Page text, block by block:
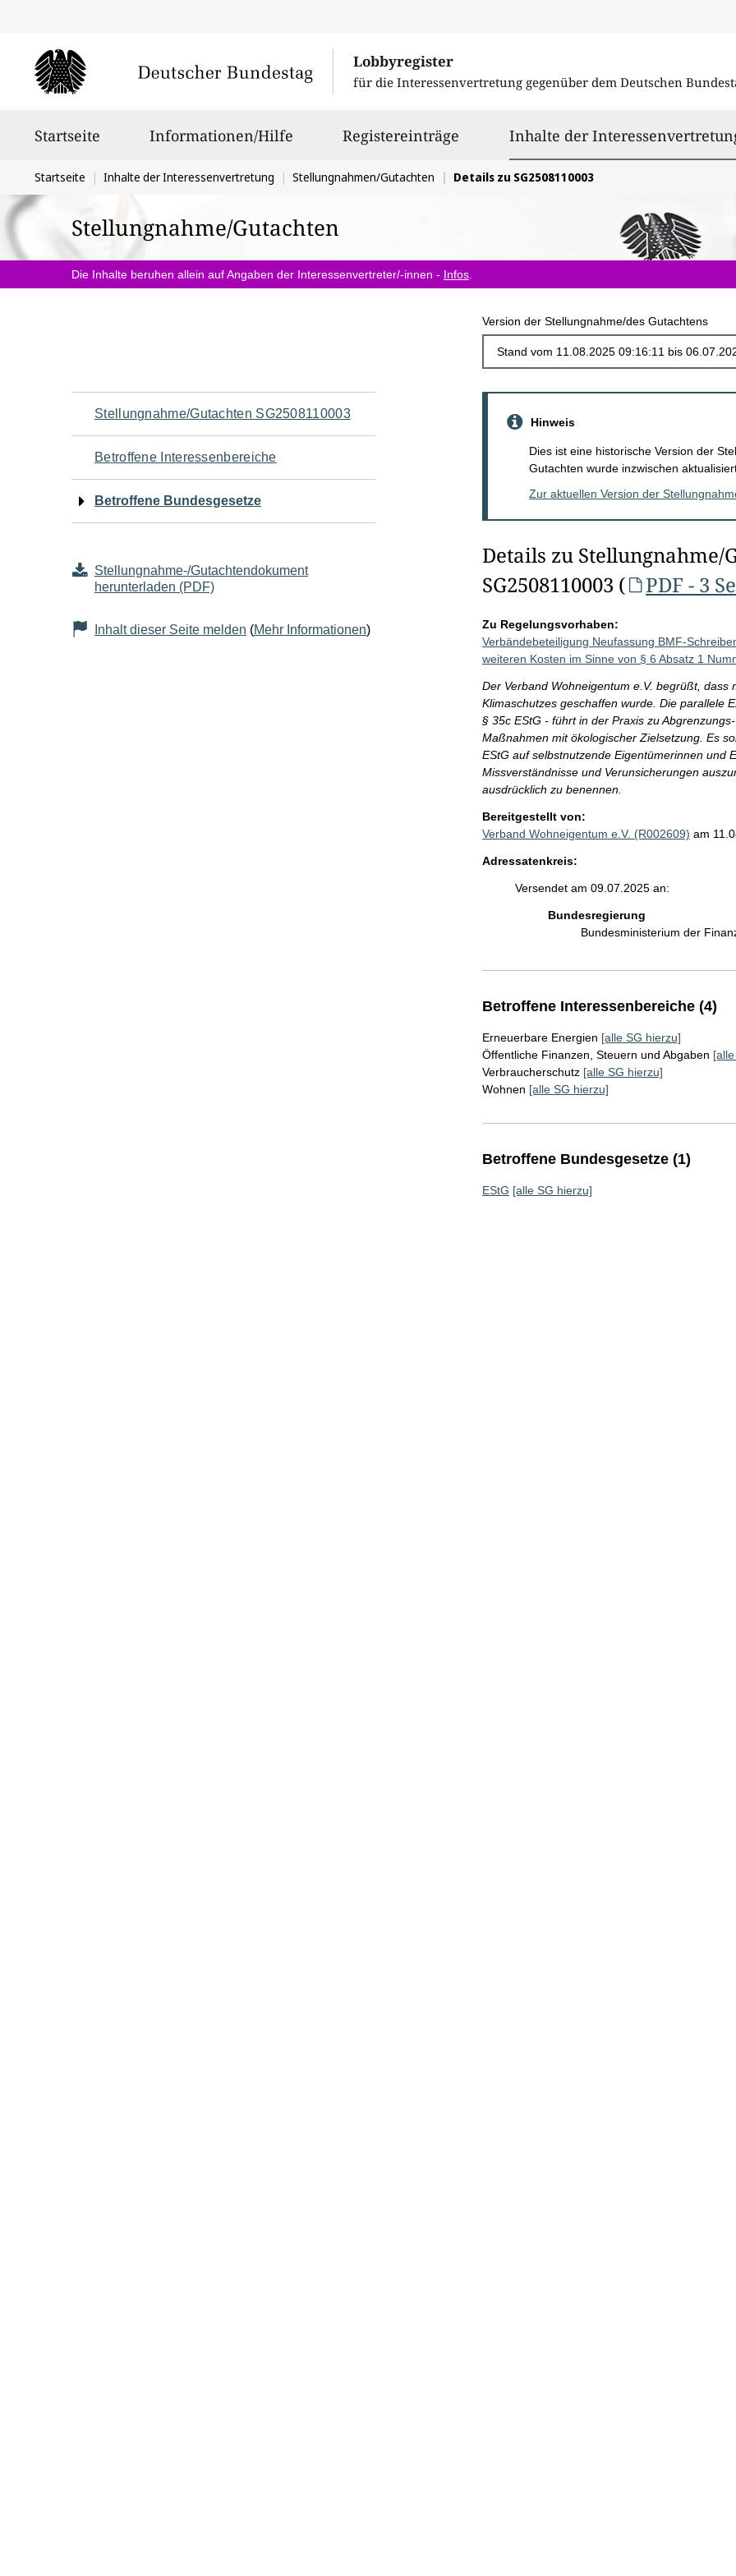
Lobbyregister
für die Interessenvertretung gegenüber dem Deutschen
Startseite Informationen/Hilfe Registereinträge Inhalte der
Sie
befinden
sich
hier:
Startseite Inhalte der Interessenvertretung Stellungnahmen/Gutachten Details zu SG2508110003
Stellungnahme/Gutachten
Die Inhalte beruhen allein auf Angaben der Interessenvertreter/-innen - Infos
Version der Stellungnahme/des Gutachtens
Navigation
für
den
Seiteninhalt
Stellungnahme/Gutachten SG2508110003
Betroffene Interessenbereiche
Betroffene Bundesgesetze
Stellungnahme-/Gutachtendokument
herunterladen (PDF)
Inhalt dieser Seite melden (Mehr Informationen)
Hinweis
Dies ist eine historische Version der
Gutachten wurde inzwischen
Zur aktuellen Version der
Details zu Stellungnahme/
SG2508110003 (
PDF - 3
Zu Regelungsvorhaben:
Verbändebeteiligung Neufassung BMF-
weiteren Kosten im Sinne von § 6 Absatz 1
Der Verband Wohneigentum e.V. begrüßt,
Klimaschutzes geschaffen wurde. Die parallele
§ 35c EStG - führt in der Praxis zu
Maßnahmen mit ökologischer Zielsetzung. Es
EStG auf selbstnutzende Eigentümerinnen und
Missverständnisse und Verunsicherungen
ausdrücklich zu benennen.
Bereitgestellt von:
Verband Wohneigentum e.V. (R002609) am
Adressatenkreis:
Versendet am 09.07.2025 an:
Bundesregierung
Bundesministerium der
Betroffene Interessenbereiche (4)
Erneuerbare Energien [alle SG hierzu]
Öffentliche Finanzen, Steuern und Abgaben
Verbraucherschutz [alle SG hierzu]
Wohnen [alle SG hierzu]
Betroffene Bundesgesetze (1)
EStG [alle SG hierzu]